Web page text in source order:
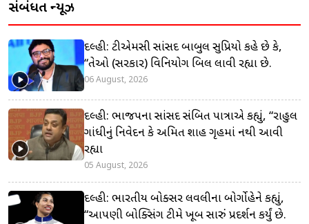
સંબંધિત ન્યૂઝ
દિલ્હી: ટીએમસી સાંસદ બાબુલ સુપ્રિયો કહે છે કે,
“તેઓ (સરકાર) વિનિયોગ બિલ લાવી રહ્યા છે.
06 August, 2026
દિલ્હી: ભાજપના સાંસદ સંબિત પાત્રાએ કહ્યું, “રાહુલ
ગાંધીનું નિવેદન કે અમિત શાહ ગૃહમાં નથી આવી
રહ્યા
05 August, 2026
દિલ્હી: ભારતીય બોક્સર લવલીના બોર્ગોહેને કહ્યું,
“આપણી બોક્સિંગ ટીમે ખૂબ સારું પ્રદર્શન કર્યું છે.